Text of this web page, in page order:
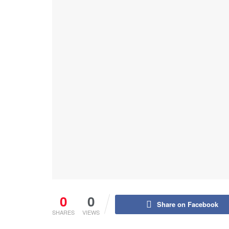
0
SHARES
0
VIEWS
Share on Facebook